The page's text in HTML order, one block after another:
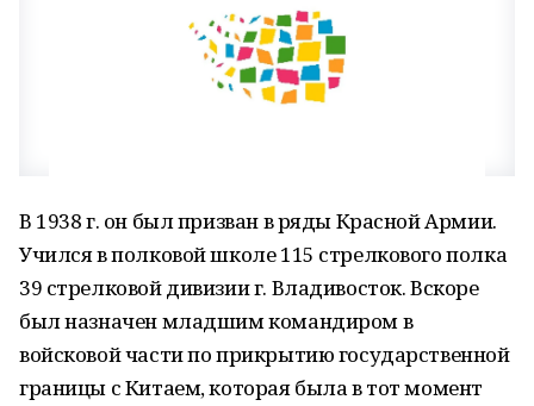
В 1938 г. он был призван в ряды Красной Армии.
Учился в полковой школе 115 стрелкового полка
39 стрелковой дивизии г. Владивосток. Вскоре
был назначен младшим командиром в
войсковой части по прикрытию государственной
границы с Китаем, которая была в тот момент